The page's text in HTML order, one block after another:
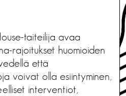
taiteilija avaa
rajoitukset huomioiden
että
voivat olla esiintyminen,
interventiot,